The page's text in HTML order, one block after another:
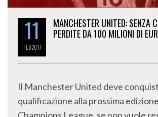
11
FEB2017
MANCHESTER UNITED: SENZA
PERDITE DA 100 MILIONI DI
Il Manchester United deve
qualificazione alla prossima